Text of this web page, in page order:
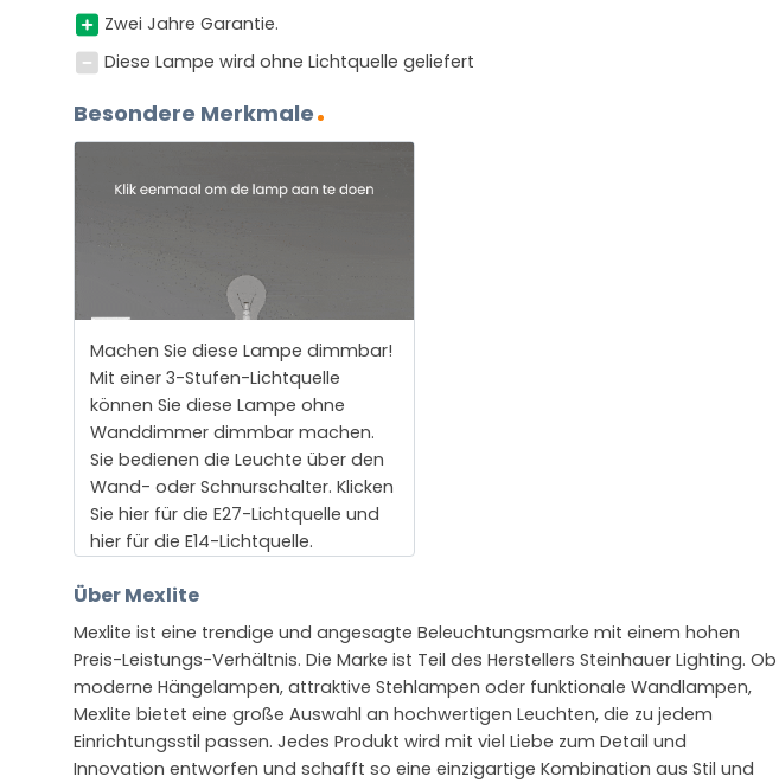
Zwei Jahre Garantie.
Diese Lampe wird ohne Lichtquelle geliefert
Besondere Merkmale
Machen Sie diese Lampe dimmbar!
Mit einer 3-Stufen-Lichtquelle
können Sie diese Lampe ohne
Wanddimmer dimmbar machen.
Sie bedienen die Leuchte über den
Wand- oder Schnurschalter. Klicken
Sie hier für die E27-Lichtquelle und
hier für die E14-Lichtquelle.
Über Mexlite
Mexlite ist eine trendige und angesagte Beleuchtungsmarke mit einem hohen
Preis-Leistungs-Verhältnis. Die Marke ist Teil des Herstellers Steinhauer Lighting. Ob
moderne Hängelampen, attraktive Stehlampen oder funktionale Wandlampen,
Mexlite bietet eine große Auswahl an hochwertigen Leuchten, die zu jedem
Einrichtungsstil passen. Jedes Produkt wird mit viel Liebe zum Detail und
Innovation entworfen und schafft so eine einzigartige Kombination aus Stil und